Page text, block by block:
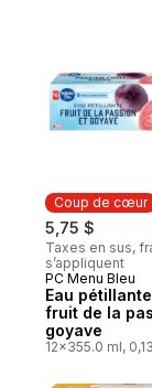
Coup de cœur
5,75 $
Taxes en sus,
s’appliquent
Coup de cœur
PC Menu Bleu
Eau
fruit de la
goyave
12x355.0 ml,